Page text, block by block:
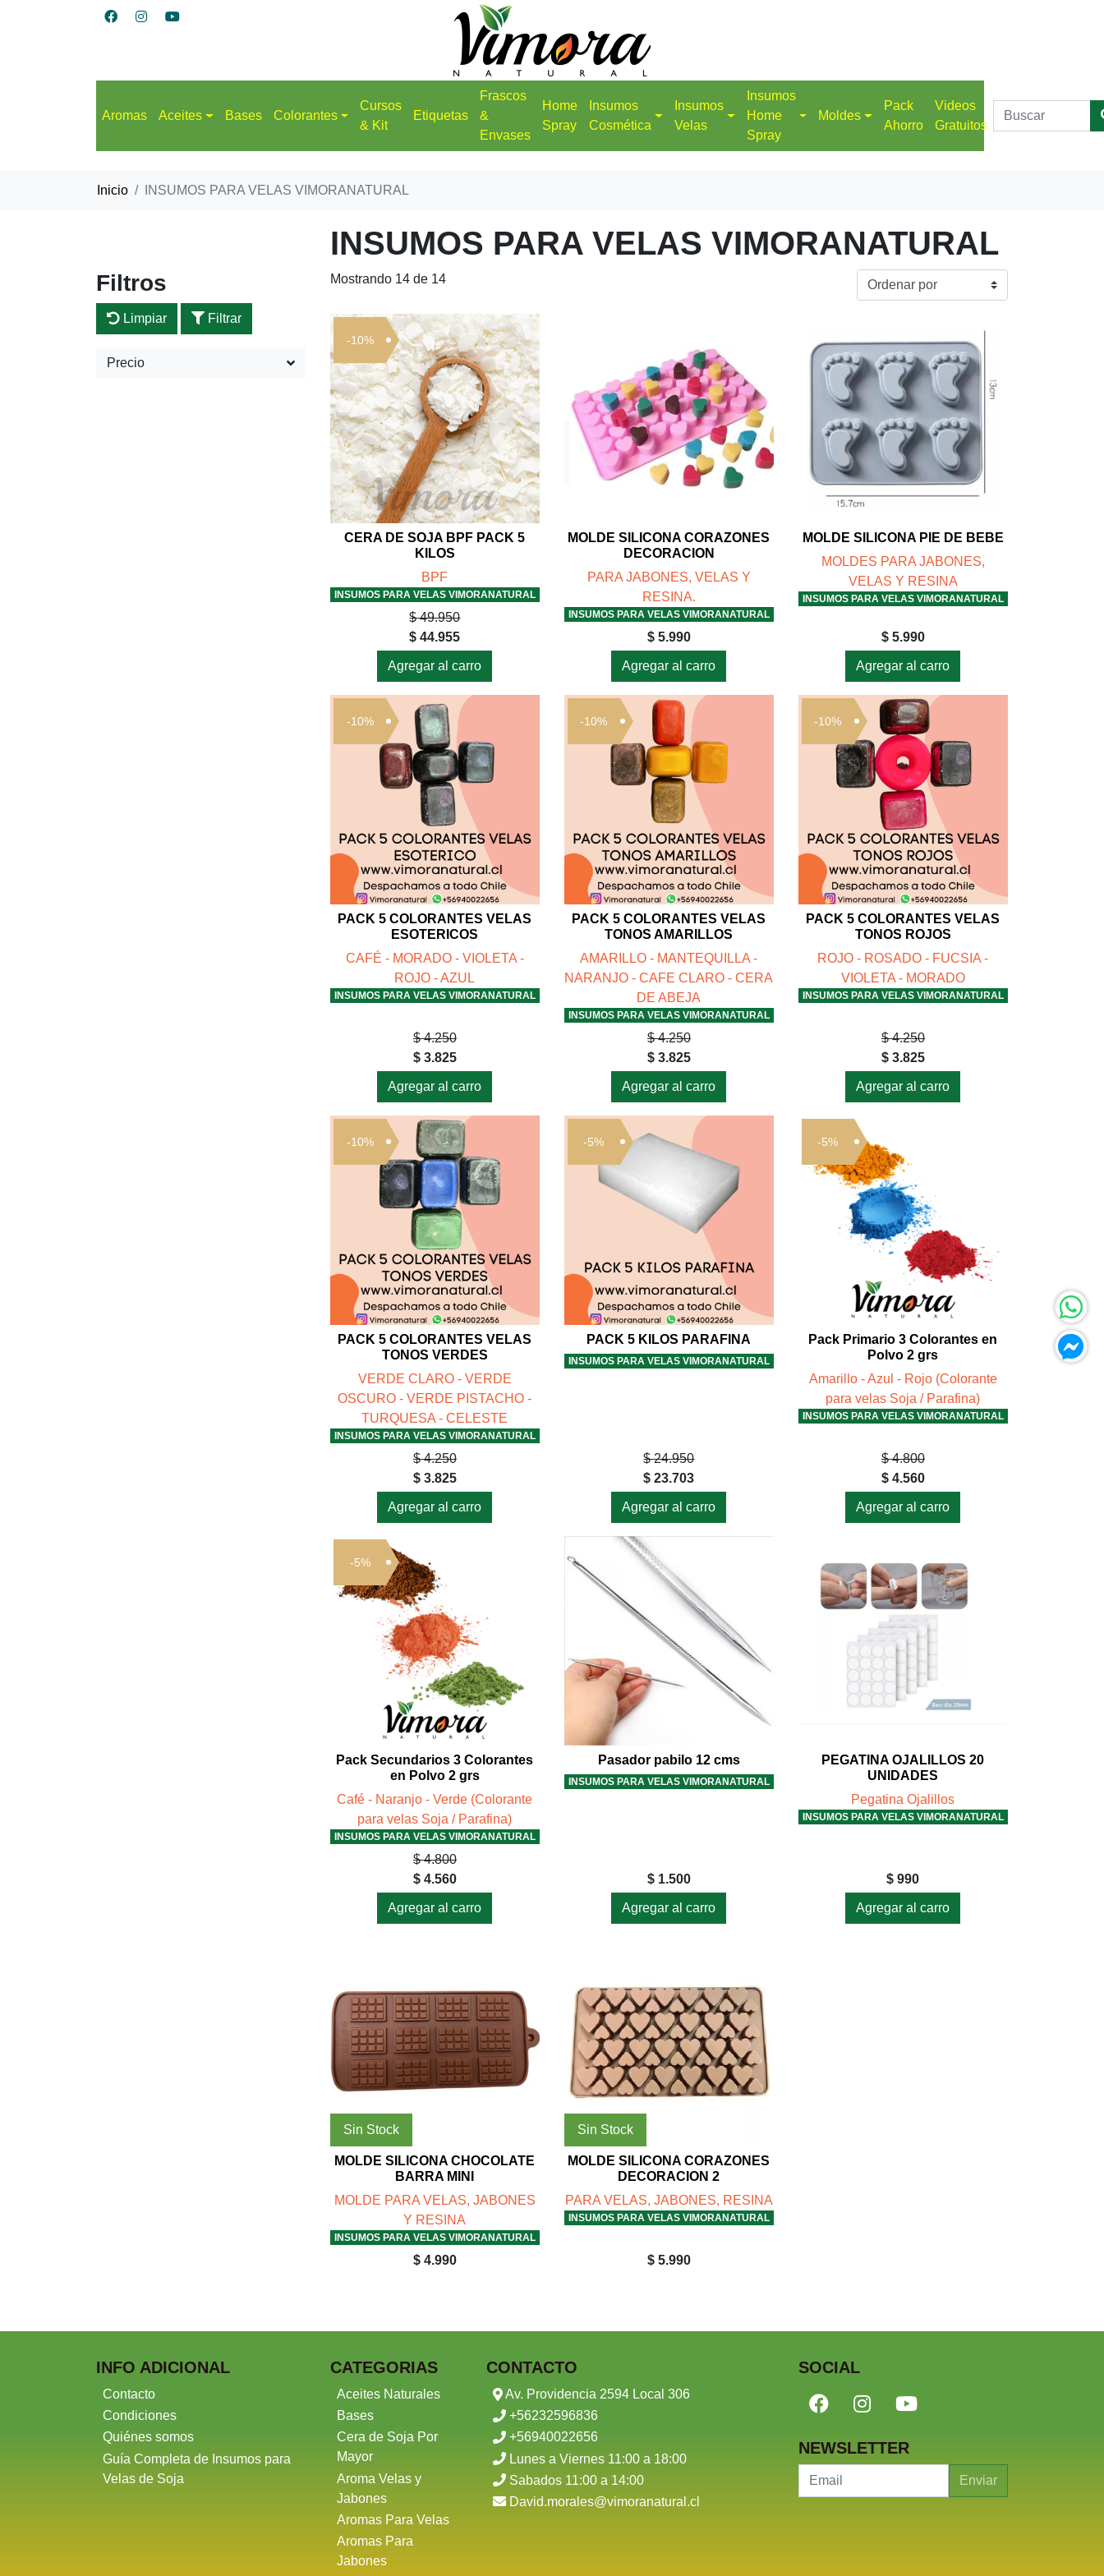
Aromas Aceites Bases Colorantes
Cursos
& Kit
Etiquetas
Frascos
&
Envases
Home
Spray
Insumos
Cosmética
Insumos
Velas
Insumos
Home
Spray
Moldes
Pack
Ahorro
Videos
Gratuitos
Inicio INSUMOS PARA VELAS VIMORANATURAL
INSUMOS PARA VELAS VIMORANATURAL
Filtros
Limpiar Filtrar
Precio
Mostrando 14 de 14
-10%
CERA DE SOJA BPF PACK 5
KILOS
BPF
INSUMOS PARA VELAS VIMORANATURAL
$ 49.950
$ 44.955
Agregar al carro
MOLDE SILICONA CORAZONES
DECORACION
PARA JABONES, VELAS Y
RESINA.
INSUMOS PARA VELAS VIMORANATURAL
$ 5.990
Agregar al carro
MOLDE SILICONA PIE DE BEBE
MOLDES PARA JABONES,
VELAS Y RESINA
INSUMOS PARA VELAS VIMORANATURAL
$ 5.990
Agregar al carro
-10%
PACK 5 COLORANTES VELAS
ESOTERICOS
CAFÉ - MORADO - VIOLETA -
ROJO - AZUL
INSUMOS PARA VELAS VIMORANATURAL
$ 4.250
$ 3.825
Agregar al carro
-10%
PACK 5 COLORANTES VELAS
TONOS AMARILLOS
AMARILLO - MANTEQUILLA -
NARANJO - CAFE CLARO - CERA
DE ABEJA
INSUMOS PARA VELAS VIMORANATURAL
$ 4.250
$ 3.825
Agregar al carro
-10%
PACK 5 COLORANTES VELAS
TONOS ROJOS
ROJO - ROSADO - FUCSIA -
VIOLETA - MORADO
INSUMOS PARA VELAS VIMORANATURAL
$ 4.250
$ 3.825
Agregar al carro
-10%
PACK 5 COLORANTES VELAS
TONOS VERDES
VERDE CLARO - VERDE
OSCURO - VERDE PISTACHO -
TURQUESA - CELESTE
INSUMOS PARA VELAS VIMORANATURAL
$ 4.250
$ 3.825
Agregar al carro
-5%
PACK 5 KILOS PARAFINA
INSUMOS PARA VELAS VIMORANATURAL
$ 24.950
$ 23.703
Agregar al carro
-5%
Pack Primario 3 Colorantes en
Polvo 2 grs
Amarillo - Azul - Rojo (Colorante
para velas Soja / Parafina)
INSUMOS PARA VELAS VIMORANATURAL
$ 4.800
$ 4.560
Agregar al carro
-5%
Pack Secundarios 3 Colorantes
en Polvo 2 grs
Café - Naranjo - Verde (Colorante
para velas Soja / Parafina)
INSUMOS PARA VELAS VIMORANATURAL
$ 4.800
$ 4.560
Agregar al carro
Pasador pabilo 12 cms
INSUMOS PARA VELAS VIMORANATURAL
$ 1.500
Agregar al carro
PEGATINA OJALILLOS 20
UNIDADES
Pegatina Ojalillos
INSUMOS PARA VELAS VIMORANATURAL
$ 990
Agregar al carro
Sin Stock
MOLDE SILICONA CHOCOLATE
BARRA MINI
MOLDE PARA VELAS, JABONES
Y RESINA
INSUMOS PARA VELAS VIMORANATURAL
$ 4.990
Sin Stock
MOLDE SILICONA CORAZONES
DECORACION 2
PARA VELAS, JABONES, RESINA
INSUMOS PARA VELAS VIMORANATURAL
$ 5.990
INFO ADICIONAL
Contacto
Condiciones
Quiénes somos
Guía Completa de Insumos para
Velas de Soja
CATEGORIAS
Aceites Naturales
Bases
Cera de Soja Por
Mayor
Aroma Velas y
Jabones
Aromas Para Velas
Aromas Para
Jabones
CONTACTO
Av. Providencia 2594 Local 306
+56232596836
+56940022656
Lunes a Viernes 11:00 a 18:00
Sabados 11:00 a 14:00
David.morales@vimoranatural.cl
SOCIAL
NEWSLETTER
Enviar